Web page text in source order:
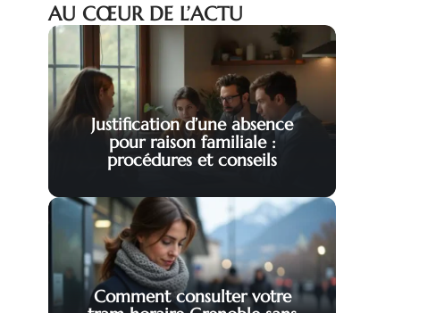
AU CŒUR DE L’ACTU
Justification d’une absence
pour raison familiale :
procédures et conseils
Comment consulter votre